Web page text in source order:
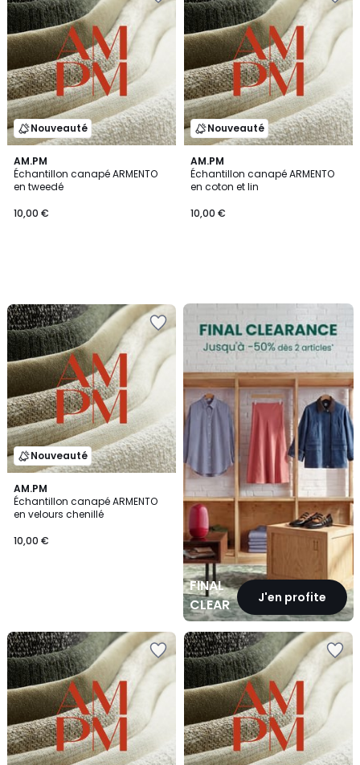
Nouveauté
AM.PM
Échantillon canapé ARMENTO
en tweedé
10,00 €
Nouveauté
AM.PM
Échantillon canapé ARMENTO
en coton et lin
10,00 €
Nouveauté
AM.PM
Échantillon canapé ARMENTO
en velours chenillé
10,00 €
FINAL
CLEARANCEJ'en profite
FINAL
CLEARANCE